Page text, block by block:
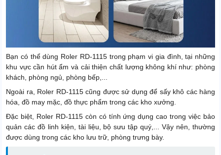
Bạn có thể dùng Roler RD-1115 trong phạm vi gia đình, tại những
khu vực cần hút ẩm và cải thiện chất lượng không khí như: phòng
khách, phòng ngủ, phòng bếp,...
Ngoài ra, Roler RD-1115 cũng được sử dụng để sấy khô các hàng
hóa, đồ may mặc, đồ thực phẩm trong các kho xưởng.
Đặc biệt, Roler RD-1115 còn có tính ứng dụng cao trong việc bảo
quản các đồ linh kiện, tài liệu, bộ sưu tập quý,... Vậy nên, thường
được dùng trong các kho lưu trữ, phòng trưng bày.